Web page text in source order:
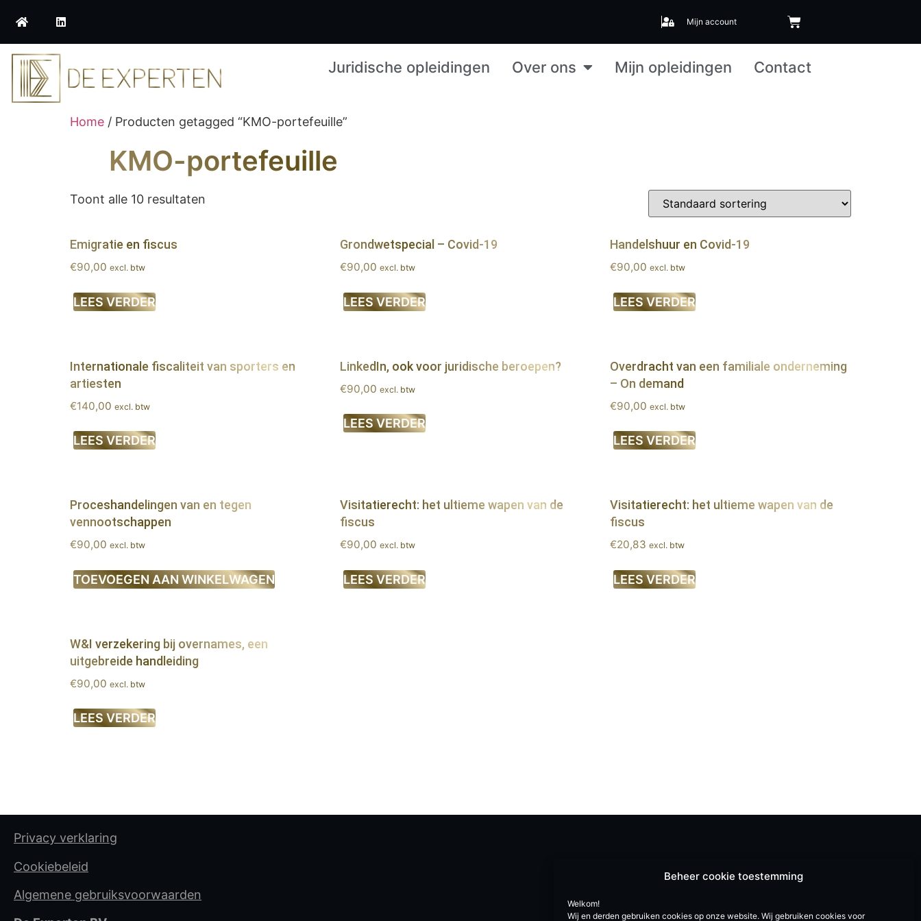
Beheer cookie toestemming
Welkom!
Wij en derden gebruiken cookies op onze website. Wij gebruiken cookies voor
Mijn account
Juridische opleidingen Over ons Mijn opleidingen Contact
Home / Producten getagged “KMO-portefeuille”
KMO-portefeuille
Toont alle 10 resultaten
Emigratie en fiscus
€90,00 excl. btw
LEES VERDER
Grondwetspecial – Covid-19
€90,00 excl. btw
LEES VERDER
Handelshuur en Covid-19
€90,00 excl. btw
LEES VERDER
Internationale fiscaliteit van sporters en
artiesten
€140,00 excl. btw
LEES VERDER
LinkedIn, ook voor juridische beroepen?
€90,00 excl. btw
LEES VERDER
Overdracht van een familiale onderneming
– On demand
€90,00 excl. btw
LEES VERDER
Proceshandelingen van en tegen
vennootschappen
€90,00 excl. btw
TOEVOEGEN AAN WINKELWAGEN
Visitatierecht: het ultieme wapen van de
fiscus
€90,00 excl. btw
LEES VERDER
Visitatierecht: het ultieme wapen van de
fiscus
€20,83 excl. btw
LEES VERDER
W&I verzekering bij overnames, een
uitgebreide handleiding
€90,00 excl. btw
LEES VERDER
Privacy verklaring
Cookiebeleid
Algemene gebruiksvoorwaarden